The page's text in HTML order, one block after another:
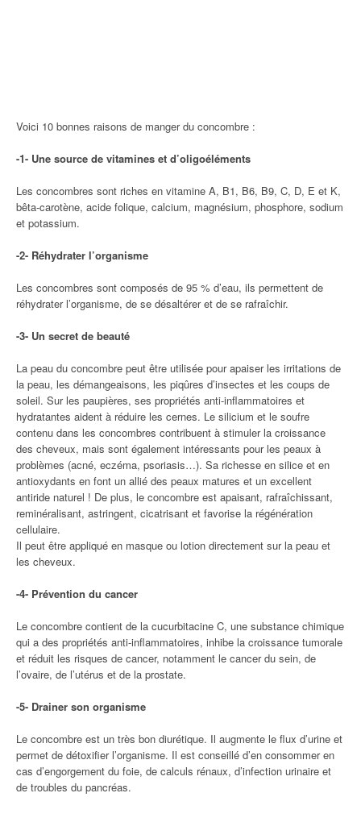
Voici 10 bonnes raisons de manger du concombre :
-1- Une source de vitamines et d’oligoéléments
Les concombres sont riches en vitamine A, B1, B6, B9, C, D, E et K,
bêta-carotène, acide folique, calcium, magnésium, phosphore, sodium
et potassium.
-2- Réhydrater l’organisme
Les concombres sont composés de 95 % d’eau, ils permettent de
réhydrater l’organisme, de se désaltérer et de se rafraîchir.
-3- Un secret de beauté
La peau du concombre peut être utilisée pour apaiser les irritations de
la peau, les démangeaisons, les piqûres d’insectes et les coups de
soleil. Sur les paupières, ses propriétés anti-inflammatoires et
hydratantes aident à réduire les cernes. Le silicium et le soufre
contenu dans les concombres contribuent à stimuler la croissance
des cheveux, mais sont également intéressants pour les peaux à
problèmes (acné, eczéma, psoriasis…). Sa richesse en silice et en
antioxydants en font un allié des peaux matures et un excellent
antiride naturel ! De plus, le concombre est apaisant, rafraîchissant,
reminéralisant, astringent, cicatrisant et favorise la régénération
cellulaire.
Il peut être appliqué en masque ou lotion directement sur la peau et
les cheveux.
-4- Prévention du cancer
Le concombre contient de la cucurbitacine C, une substance chimique
qui a des propriétés anti-inflammatoires, inhibe la croissance tumorale
et réduit les risques de cancer, notamment le cancer du sein, de
l’ovaire, de l’utérus et de la prostate.
-5- Drainer son organisme
Le concombre est un très bon diurétique. Il augmente le flux d’urine et
permet de détoxifier l’organisme. Il est conseillé d’en consommer en
cas d’engorgement du foie, de calculs rénaux, d’infection urinaire et
de troubles du pancréas.